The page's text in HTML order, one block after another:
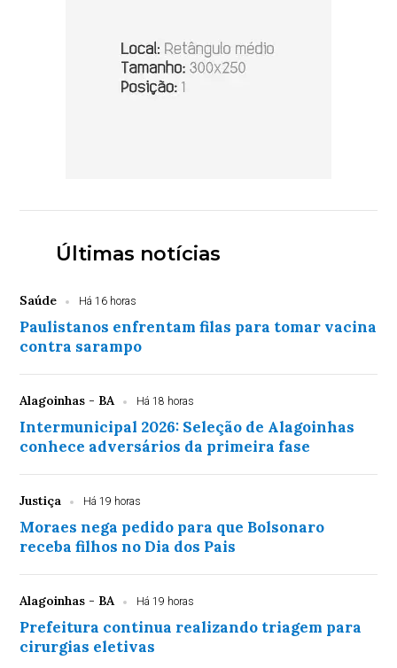
Últimas notícias
Saúde Há 16 horas
Paulistanos enfrentam filas para tomar vacina
contra sarampo
Alagoinhas - BA Há 18 horas
Intermunicipal 2026: Seleção de Alagoinhas
conhece adversários da primeira fase
Justiça Há 19 horas
Moraes nega pedido para que Bolsonaro
receba filhos no Dia dos Pais
Alagoinhas - BA Há 19 horas
Prefeitura continua realizando triagem para
cirurgias eletivas